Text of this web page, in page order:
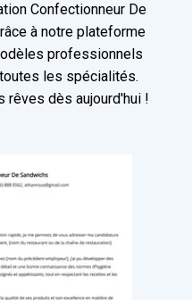
Confectionneur De
à notre plateforme
professionnels
les spécialités.
rêves dès aujourd'hui !